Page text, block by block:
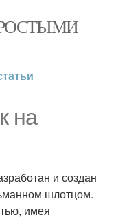
на
и создан
шлотцом.
имея